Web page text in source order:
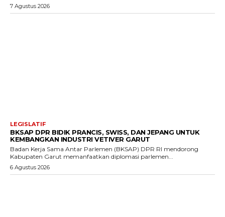
7 Agustus 2026
LEGISLATIF
BKSAP DPR BIDIK PRANCIS, SWISS, DAN JEPANG UNTUK
KEMBANGKAN INDUSTRI VETIVER GARUT
Badan Kerja Sama Antar Parlemen (BKSAP) DPR RI mendorong
Kabupaten Garut memanfaatkan diplomasi parlemen...
6 Agustus 2026